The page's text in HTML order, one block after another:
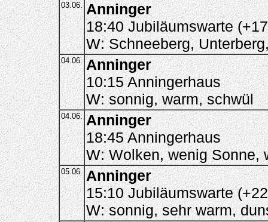
03.06. Anninger
18:40 Jubiläumswarte
W: Schneeberg,
04.06. Anninger
10:15 Anningerhaus
W: sonnig, warm, schwül
04.06. Anninger
18:45 Anningerhaus
W: Wolken, wenig Sonne,
05.06. Anninger
15:10 Jubiläumswarte
W: sonnig, sehr warm,